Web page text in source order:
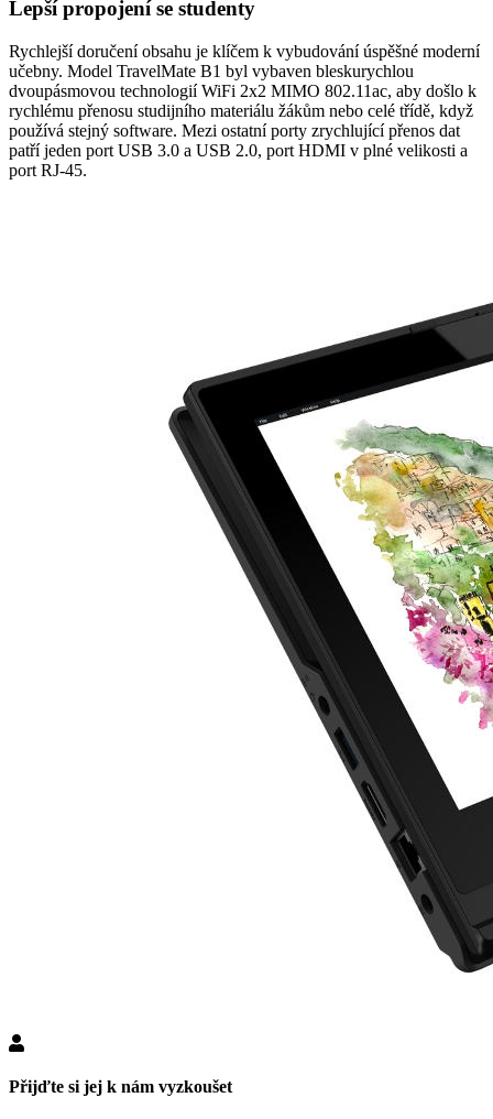
Lepší propojení se studenty
Rychlejší doručení obsahu je klíčem k vybudování úspěšné moderní
učebny. Model TravelMate B1 byl vybaven bleskurychlou
dvoupásmovou technologií WiFi 2x2 MIMO 802.11ac, aby došlo k
rychlému přenosu studijního materiálu žákům nebo celé třídě, když
používá stejný software. Mezi ostatní porty zrychlující přenos dat
patří jeden port USB 3.0 a USB 2.0, port HDMI v plné velikosti a
port RJ-45.
Přijďte si jej k nám vyzkoušet